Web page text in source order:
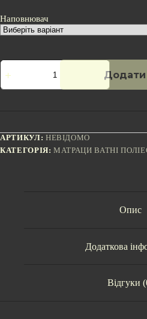
Наповнювач
Матрац
ватний
АРТИКУЛ: НЕВІДОМО
КАТЕГОРІЯ:МАТРАЦИ ВАТНІ
Опис
Додаткова
Відгуки